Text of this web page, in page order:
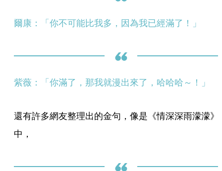
爾康：「你不可能比我多，因為我已經滿了！」
紫薇：「你滿了，那我就漫出來了，哈哈哈～！」
還有許多網友整理出的金句，像是《情深深雨濛濛》
中，